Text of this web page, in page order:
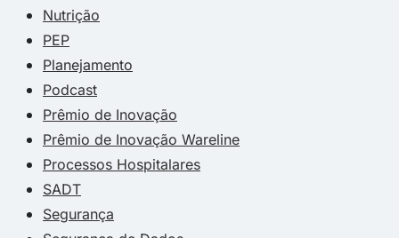
Nutrição
PEP
Planejamento
Podcast
Prêmio de Inovação
Prêmio de Inovação Wareline
Processos Hospitalares
SADT
Segurança